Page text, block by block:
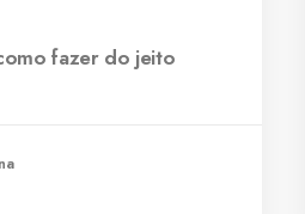
fazer do jeito